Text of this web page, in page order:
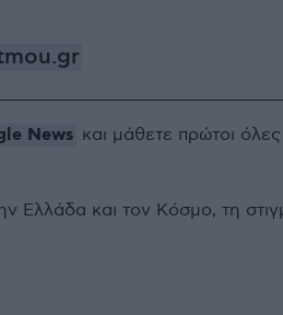
News και μάθετε πρώτοι όλες
Ελλάδα και τον Κόσμο, τη